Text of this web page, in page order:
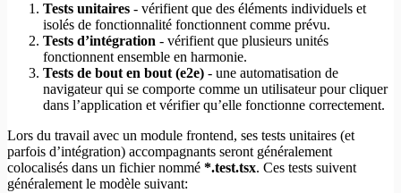
Tests unitaires - vérifient que des éléments individuels et
isolés de fonctionnalité fonctionnent comme prévu.
Tests d’intégration - vérifient que plusieurs unités
fonctionnent ensemble en harmonie.
Tests de bout en bout (e2e) - une automatisation de
navigateur qui se comporte comme un utilisateur pour cliquer
dans l’application et vérifier qu’elle fonctionne correctement.
Lors du travail avec un module frontend, ses tests unitaires (et
parfois d’intégration) accompagnants seront généralement
colocalisés dans un fichier nommé *.test.tsx. Ces tests suivent
généralement le modèle suivant: